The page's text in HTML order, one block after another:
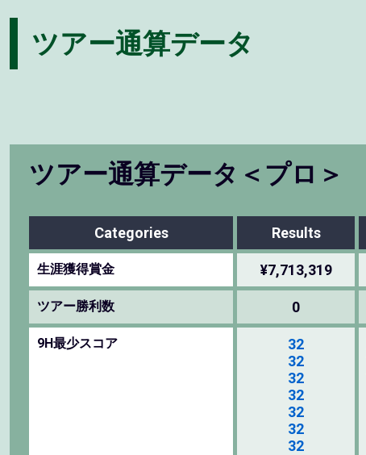
ツアー通算データ
ツアー通算データ＜プロ＞
Categories
Results
生涯獲得賞金 ¥7,713,319
ツアー勝利数 0
9H最少スコア
32
32
32
32
32
32
32